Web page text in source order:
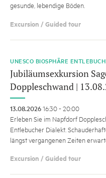
gesunde, lebendige Böden.
Excursion / Guided tour
UNESCO BIOSPHÄRE ENTLEBUCH
Jubiläumsexkursion
Doppleschwand |
13.08.202616:30 - 20:00
Erleben Sie im Napfdorf
Entlebucher Dialekt.
längst vergangenen Zeiten
Excursion / Guided tour